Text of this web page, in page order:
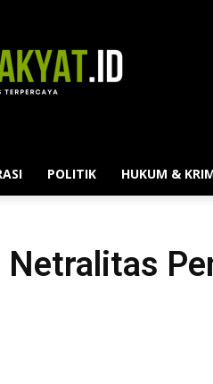
POLITIK HUKUM &